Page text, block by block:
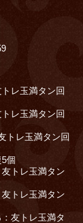
レ玉満タン回
レ玉満タン回
トレ玉満タン回
個
トレ玉満タン
トレ玉満タン
友トレ玉満タ